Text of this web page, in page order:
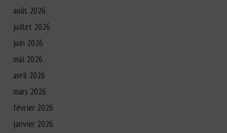
août 2026
juillet 2026
juin 2026
mai 2026
avril 2026
mars 2026
février 2026
janvier 2026